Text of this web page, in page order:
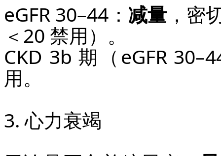
eGFR 30–44： 减量 ，密
＜20 禁用）。
CKD 3b 期（eGFR
用。
3. 心力衰竭